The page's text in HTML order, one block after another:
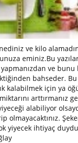
ve kilo
eminiz.Bu
ve
bahseder.
kalabilmek için ya
arttırmanız
alabiliyor
olmayacaktınız.
yiyecek ihtiyaç